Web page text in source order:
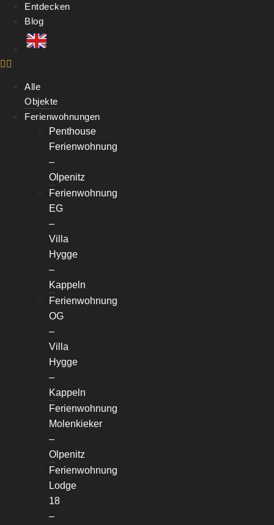
Entdecken
Blog
Alle
Objekte
Ferienwohnungen
Penthouse
Ferienwohnung
–
Olpenitz
Ferienwohnung
EG
–
Villa
Hygge
–
Kappeln
Ferienwohnung
OG
–
Villa
Hygge
–
Kappeln
Ferienwohnung
Molenkieker
–
Olpenitz
Ferienwohnung
Lodge
18
–